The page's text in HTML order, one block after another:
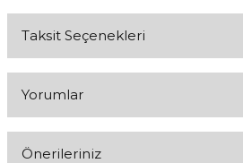
Taksit Seçenekleri
Yorumlar
Önerileriniz